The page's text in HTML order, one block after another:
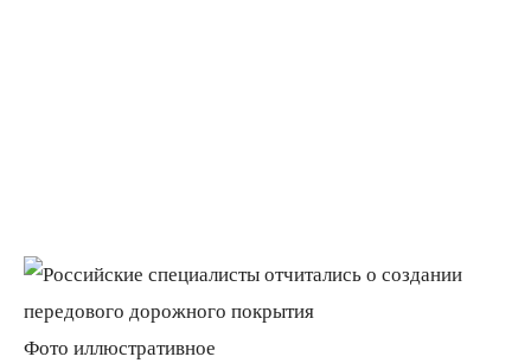
Фото иллюстративное